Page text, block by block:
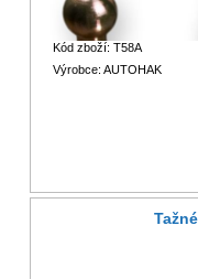
Kód zboží: T58A
Výrobce: AUTOHAK